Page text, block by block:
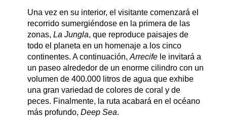
Una vez en su interior, el visitante comenzará el
recorrido sumergiéndose en la primera de las
zonas,La Jungla, que reproduce paisajes de
todo el planeta en un homenaje a los cinco
continentes. A continuación,Arrecife le invitará a
un paseo alrededor de un enorme cilindro con un
volumen de 400.000 litros de agua que exhibe
una gran variedad de colores de coral y de
peces. Finalmente, la ruta acabará en el océano
más profundo,Deep Sea.